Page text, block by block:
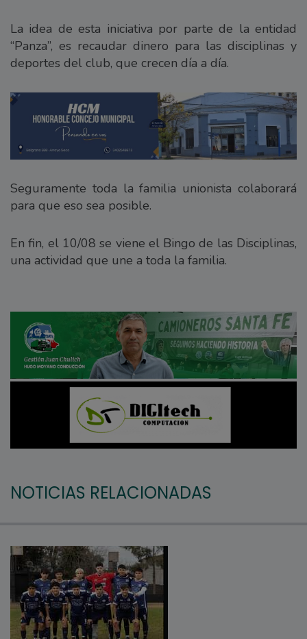
La idea de esta iniciativa por parte de la entidad
“Panza”, es recaudar dinero para las disciplinas y
deportes del club, que crecen día a día.
Seguramente toda la familia unionista colaborará
para que eso sea posible.
En fin, el 10/08 se viene el Bingo de las Disciplinas,
una actividad que une a toda la familia.
NOTICIAS RELACIONADAS